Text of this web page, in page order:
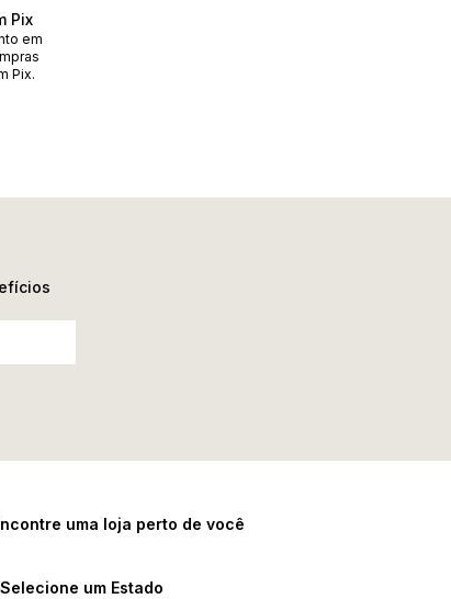
Pix
em
Pix.
uma loja perto de você